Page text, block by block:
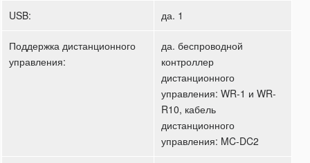
USB: да. 1
Поддержка дистанционного
управления:
да. беспроводной
контроллер
дистанционного
управления: WR-1 и WR-
R10, кабель
дистанционного
управления: MC-DC2